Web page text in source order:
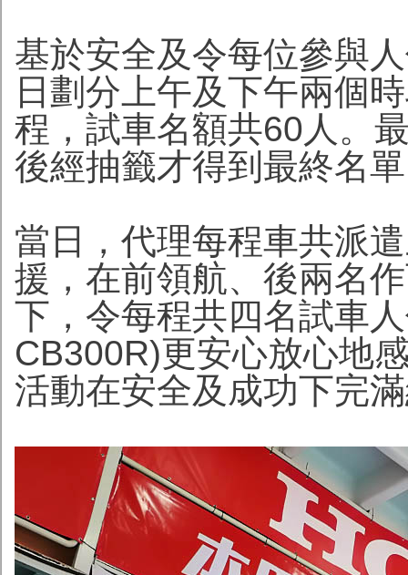
基於安全及令每位參與
日劃分上午及下午兩個
程，試車名額共60人。
後經抽籤才得到最終名
當日，代理每程車共派
援，在前領航、後兩名
下，令每程共四名試車
CB300R)更安心放心地
活動在安全及成功下完